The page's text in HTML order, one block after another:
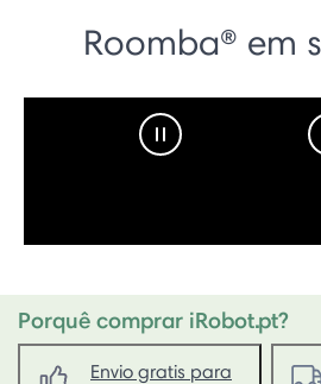
Roomba® em
Pause Video
Porquê comprar iRobot.pt?
Envio gratis para